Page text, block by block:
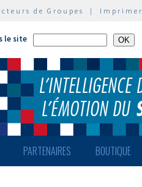
de Groupes | Imprimer
le site
PARTENAIRES BOUTIQUE